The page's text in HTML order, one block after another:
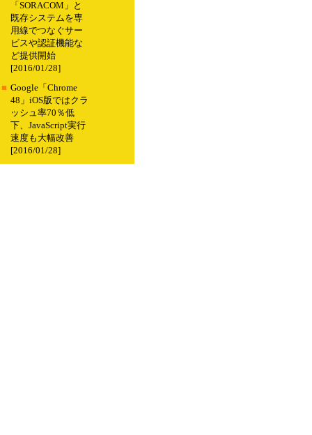
「SORACOM」と
既存システムを専
用線でつなぐサー
ビスや認証機能な
ど提供開始
[2016/01/28]
■ Google「Chrome
48」iOS版ではクラ
ッシュ率70％低
下、JavaScript実行
速度も大幅改善
[2016/01/28]